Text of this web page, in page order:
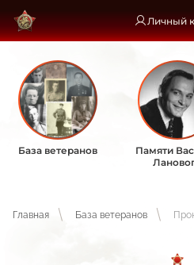
Личный
База ветеранов
Памяти
Главная База ветеранов